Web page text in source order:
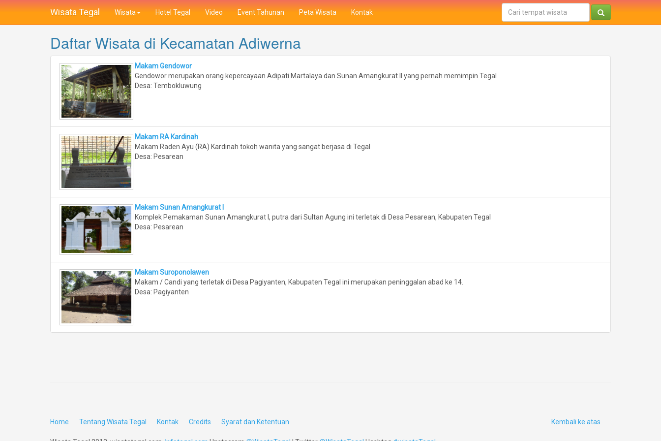
Wisata Tegal Wisata Hotel Tegal Video Event Tahunan Peta Wisata Kontak
Daftar Wisata di Kecamatan Adiwerna
Makam Gendowor
Gendowor merupakan orang kepercayaan Adipati Martalaya dan Sunan Amangkurat II yang pernah memimpin Tegal
Desa: Tembokluwung
Makam RA Kardinah
Makam Raden Ayu (RA) Kardinah tokoh wanita yang sangat berjasa di Tegal
Desa: Pesarean
Makam Sunan Amangkurat I
Komplek Pemakaman Sunan Amangkurat I, putra dari Sultan Agung ini terletak di Desa Pesarean, Kabupaten Tegal
Desa: Pesarean
Makam Suroponolawen
Makam / Candi yang terletak di Desa Pagiyanten, Kabupaten Tegal ini merupakan peninggalan abad ke 14.
Desa: Pagiyanten
Kembali ke atas
Home Tentang Wisata Tegal Kontak Credits Syarat dan Ketentuan